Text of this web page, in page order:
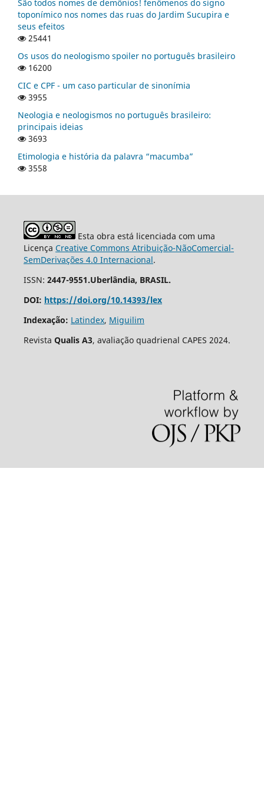
São todos nomes de demônios! fenômenos do signo
toponímico nos nomes das ruas do Jardim Sucupira e
seus efeitos
25441
Os usos do neologismo spoiler no português brasileiro
16200
CIC e CPF - um caso particular de sinonímia
3955
Neologia e neologismos no português brasileiro:
principais ideias
3693
Etimologia e história da palavra “macumba”
3558
Esta obra está licenciada com uma
Licença Creative Commons Atribuição-NãoComercial-
SemDerivações 4.0 Internacional.
ISSN: 2447-9551.Uberlândia, BRASIL.
DOI: https://doi.org/10.14393/lex
Indexação: Latindex, Miguilim
Revista Qualis A3, avaliação quadrienal CAPES 2024.